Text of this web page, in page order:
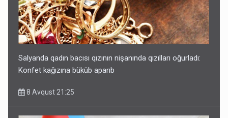
Salyanda qadın bacısı qızının nişanında qızılları oğurladı:
Konfet kağızına büküb aparıb
8 Avqust 21:25